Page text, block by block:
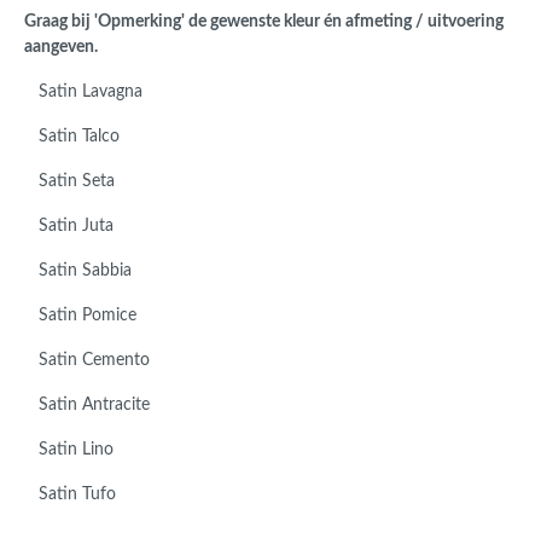
Graag bij 'Opmerking' de gewenste kleur én afmeting / uitvoering
aangeven.
Satin Lavagna
Satin Talco
Satin Seta
Satin Juta
Satin Sabbia
Satin Pomice
Satin Cemento
Satin Antracite
Satin Lino
Satin Tufo